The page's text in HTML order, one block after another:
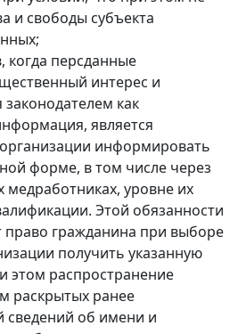
и свободы субъекта
когда персданные
интерес и
как
является
информировать
форме, в том числе через
медработниках, уровне их
Этой обязанности
право гражданина при выборе
получить указанную
распространение
раскрытых ранее
сведений об имени и